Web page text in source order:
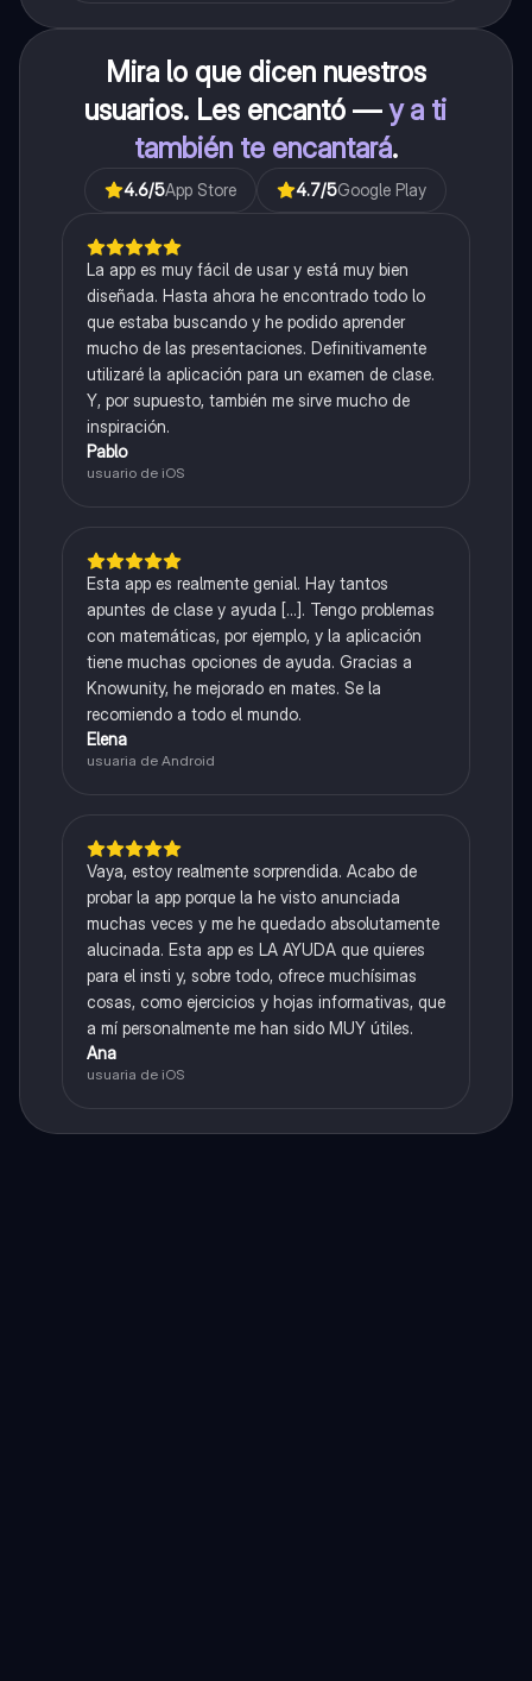
Mira lo que dicen nuestros
usuarios. Les encantó —y a ti
también te encantará.
4.6/5App Store 4.7/5Google Play
La app es muy fácil de usar y está muy bien
diseñada. Hasta ahora he encontrado todo lo
que estaba buscando y he podido aprender
mucho de las presentaciones. Definitivamente
utilizaré la aplicación para un examen de clase.
Y, por supuesto, también me sirve mucho de
inspiración.
Pablo
usuario de iOS
Esta app es realmente genial. Hay tantos
apuntes de clase y ayuda [...]. Tengo problemas
con matemáticas, por ejemplo, y la aplicación
tiene muchas opciones de ayuda. Gracias a
Knowunity, he mejorado en mates. Se la
recomiendo a todo el mundo.
Elena
usuaria de Android
Vaya, estoy realmente sorprendida. Acabo de
probar la app porque la he visto anunciada
muchas veces y me he quedado absolutamente
alucinada. Esta app es LA AYUDA que quieres
para el insti y, sobre todo, ofrece muchísimas
cosas, como ejercicios y hojas informativas, que
a mí personalmente me han sido MUY útiles.
Ana
usuaria de iOS